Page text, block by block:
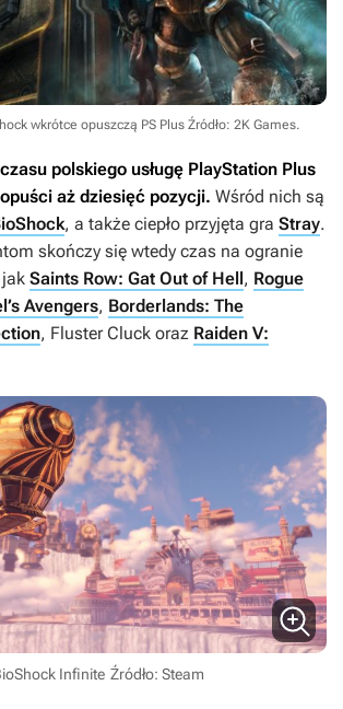
wkrótce opuszczą PS Plus Źródło: 2K Games.
polskiego usługę PlayStation Plus
aż dziesięć pozycji. Wśród nich są
, a także ciepło przyjęta gra Stray.
skończy się wtedy czas na ogranie
Saints Row: Gat Out of Hell, Rogue
Avengers, Borderlands: The
, Fluster Cluck oraz Raiden V:
Infinite Źródło: Steam